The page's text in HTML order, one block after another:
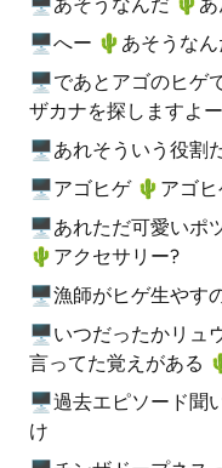
🖥へー 🌵️あそうなん
🖥であとアゴのヒゲ
ザカナを探しますよ
🖥あれそういう役割
🖥アゴヒゲ 🌵️アゴヒ
🖥あれただ可愛いポ
🌵️アクセサリー?
🖥漁師がヒゲ生やす
🖥いつだったかリュ
言ってた覚えがある
🖥過去エピソード聞
け